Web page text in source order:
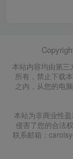
本站内容均由第三
所有，禁止下载
之内，从您的电
本站为非商业性
侵害了您的合法
联系邮箱：